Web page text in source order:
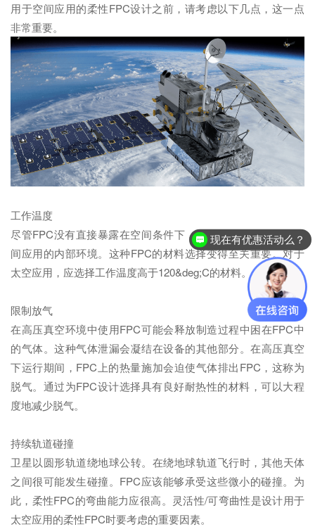
用于空间应用的柔性FPC设计之前，请考虑以下几点，这一点
非常重要。
工作温度
尽管FPC没有直接暴露在空间条件下，但FPC的设计应适合空
间应用的内部环境。这种FPC的材料选择变得至关重要。对于
太空应用，应选择工作温度高于120&deg;C的材料。
限制放气
在高压真空环境中使用FPC可能会释放制造过程中困在FPC中
的气体。这种气体泄漏会凝结在设备的其他部分。在高压真空
下运行期间，FPC上的热量施加会迫使气体排出FPC，这称为
脱气。通过为FPC设计选择具有良好耐热性的材料，可以大程
度地减少脱气。
持续轨道碰撞
卫星以圆形轨道绕地球公转。在绕地球轨道飞行时，其他天体
之间很可能发生碰撞。FPC应该能够承受这些微小的碰撞。为
此，柔性FPC的弯曲能力应很高。灵活性/可弯曲性是设计用于
太空应用的柔性FPC时要考虑的重要因素。
现在有优惠活动么？